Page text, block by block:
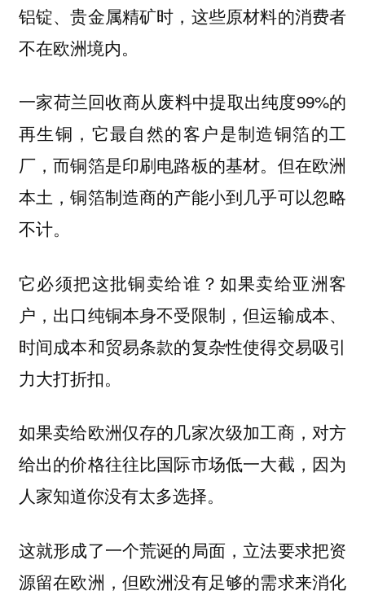
铝锭、贵金属精矿时，这些原材料的消费者
不在欧洲境内。
一家荷兰回收商从废料中提取出纯度99%的
再生铜，它最自然的客户是制造铜箔的工
厂，而铜箔是印刷电路板的基材。但在欧洲
本土，铜箔制造商的产能小到几乎可以忽略
不计。
它必须把这批铜卖给谁？如果卖给亚洲客
户，出口纯铜本身不受限制，但运输成本、
时间成本和贸易条款的复杂性使得交易吸引
力大打折扣。
如果卖给欧洲仅存的几家次级加工商，对方
给出的价格往往比国际市场低一大截，因为
人家知道你没有太多选择。
这就形成了一个荒诞的局面，立法要求把资
源留在欧洲，但欧洲没有足够的需求来消化